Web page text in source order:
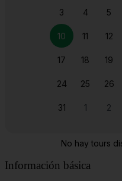
Plaza del Mercado de